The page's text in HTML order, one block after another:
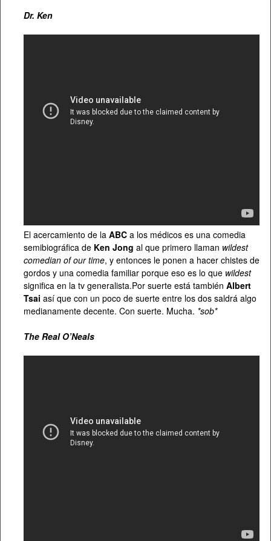
Dr. Ken
El acercamiento de la ABC a los médicos es una comedia
semibiográfica de Ken Jong al que primero llaman wildest
comedian of our time, y entonces le ponen a hacer chistes de
gordos y una comedia familiar porque eso es lo que wildest
significa en la tv generalista.Por suerte está también Albert
Tsai así que con un poco de suerte entre los dos saldrá algo
medianamente decente. Con suerte. Mucha. *sob*
The Real O’Neals